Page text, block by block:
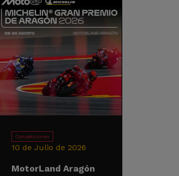
Competiciones
10 de Julio de 2026
MotorLand Aragón